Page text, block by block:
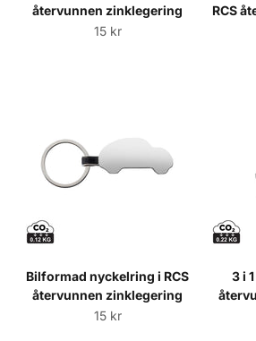
återvunnen zinklegering
Sale price
15 kr
RCS
Bilformad nyckelring i RCS
återvunnen zinklegering
Sale price
15 kr
3 i